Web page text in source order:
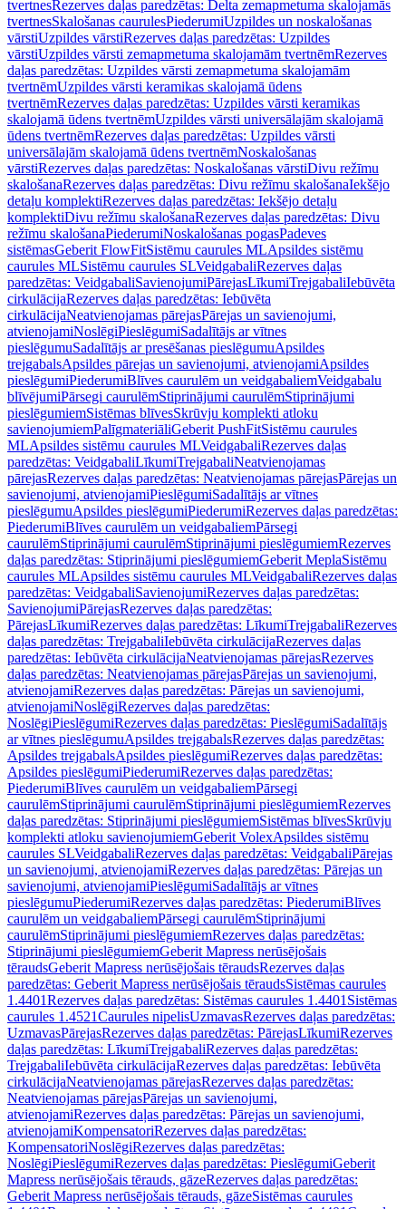
tvertnesRezerves daļas paredzētas: Delta zemapmetuma skalojamās
tvertnesSkalošanas caurulesPiederumiUzpildes un noskalošanas
vārstiUzpildes vārstiRezerves daļas paredzētas: Uzpildes
vārstiUzpildes vārsti zemapmetuma skalojamām tvertnēmRezerves
daļas paredzētas: Uzpildes vārsti zemapmetuma skalojamām
tvertnēmUzpildes vārsti keramikas skalojamā ūdens
tvertnēmRezerves daļas paredzētas: Uzpildes vārsti keramikas
skalojamā ūdens tvertnēmUzpildes vārsti universālajām skalojamā
ūdens tvertnēmRezerves daļas paredzētas: Uzpildes vārsti
universālajām skalojamā ūdens tvertnēmNoskalošanas
vārstiRezerves daļas paredzētas: Noskalošanas vārstiDivu režīmu
skalošanaRezerves daļas paredzētas: Divu režīmu skalošanaIekšējo
detaļu komplektiRezerves daļas paredzētas: Iekšējo detaļu
komplektiDivu režīmu skalošanaRezerves daļas paredzētas: Divu
režīmu skalošanaPiederumiNoskalošanas pogasPadeves
sistēmasGeberit FlowFitSistēmu caurules MLApsildes sistēmu
caurules MLSistēmu caurules SLVeidgabaliRezerves daļas
paredzētas: VeidgabaliSavienojumiPārejasLīkumiTrejgabaliIebūvēta
cirkulācijaRezerves daļas paredzētas: Iebūvēta
cirkulācijaNeatvienojamas pārejasPārejas un savienojumi,
atvienojamiNoslēgiPieslēgumiSadalītājs ar vītnes
pieslēgumuSadalītājs ar presēšanas pieslēgumuApsildes
trejgabalsApsildes pārejas un savienojumi, atvienojamiApsildes
pieslēgumiPiederumiBlīves caurulēm un veidgabaliemVeidgabalu
blīvējumiPārsegi caurulēmStiprinājumi caurulēmStiprinājumi
pieslēgumiemSistēmas blīvesSkrūvju komplekti atloku
savienojumiemPalīgmateriāliGeberit PushFitSistēmu caurules
MLApsildes sistēmu caurules MLVeidgabaliRezerves daļas
paredzētas: VeidgabaliLīkumiTrejgabaliNeatvienojamas
pārejasRezerves daļas paredzētas: Neatvienojamas pārejasPārejas un
savienojumi, atvienojamiPieslēgumiSadalītājs ar vītnes
pieslēgumuApsildes pieslēgumiPiederumiRezerves daļas paredzētas:
PiederumiBlīves caurulēm un veidgabaliemPārsegi
caurulēmStiprinājumi caurulēmStiprinājumi pieslēgumiemRezerves
daļas paredzētas: Stiprinājumi pieslēgumiemGeberit MeplaSistēmu
caurules MLApsildes sistēmu caurules MLVeidgabaliRezerves daļas
paredzētas: VeidgabaliSavienojumiRezerves daļas paredzētas:
SavienojumiPārejasRezerves daļas paredzētas:
PārejasLīkumiRezerves daļas paredzētas: LīkumiTrejgabaliRezerves
daļas paredzētas: TrejgabaliIebūvēta cirkulācijaRezerves daļas
paredzētas: Iebūvēta cirkulācijaNeatvienojamas pārejasRezerves
daļas paredzētas: Neatvienojamas pārejasPārejas un savienojumi,
atvienojamiRezerves daļas paredzētas: Pārejas un savienojumi,
atvienojamiNoslēgiRezerves daļas paredzētas:
NoslēgiPieslēgumiRezerves daļas paredzētas: PieslēgumiSadalītājs
ar vītnes pieslēgumuApsildes trejgabalsRezerves daļas paredzētas:
Apsildes trejgabalsApsildes pieslēgumiRezerves daļas paredzētas:
Apsildes pieslēgumiPiederumiRezerves daļas paredzētas:
PiederumiBlīves caurulēm un veidgabaliemPārsegi
caurulēmStiprinājumi caurulēmStiprinājumi pieslēgumiemRezerves
daļas paredzētas: Stiprinājumi pieslēgumiemSistēmas blīvesSkrūvju
komplekti atloku savienojumiemGeberit VolexApsildes sistēmu
caurules SLVeidgabaliRezerves daļas paredzētas: VeidgabaliPārejas
un savienojumi, atvienojamiRezerves daļas paredzētas: Pārejas un
savienojumi, atvienojamiPieslēgumiSadalītājs ar vītnes
pieslēgumuPiederumiRezerves daļas paredzētas: PiederumiBlīves
caurulēm un veidgabaliemPārsegi caurulēmStiprinājumi
caurulēmStiprinājumi pieslēgumiemRezerves daļas paredzētas:
Stiprinājumi pieslēgumiemGeberit Mapress nerūsējošais
tēraudsGeberit Mapress nerūsējošais tēraudsRezerves daļas
paredzētas: Geberit Mapress nerūsējošais tēraudsSistēmas caurules
1.4401Rezerves daļas paredzētas: Sistēmas caurules 1.4401 Sistēmas
caurules 1.4521Caurules nipelisUzmavasRezerves daļas paredzētas:
UzmavasPārejasRezerves daļas paredzētas: PārejasLīkumiRezerves
daļas paredzētas: LīkumiTrejgabaliRezerves daļas paredzētas:
TrejgabaliIebūvēta cirkulācijaRezerves daļas paredzētas: Iebūvēta
cirkulācijaNeatvienojamas pārejasRezerves daļas paredzētas:
Neatvienojamas pārejasPārejas un savienojumi,
atvienojamiRezerves daļas paredzētas: Pārejas un savienojumi,
atvienojamiKompensatoriRezerves daļas paredzētas:
KompensatoriNoslēgiRezerves daļas paredzētas:
NoslēgiPieslēgumiRezerves daļas paredzētas: PieslēgumiGeberit
Mapress nerūsējošais tērauds, gāzeRezerves daļas paredzētas:
Geberit Mapress nerūsējošais tērauds, gāzeSistēmas caurules